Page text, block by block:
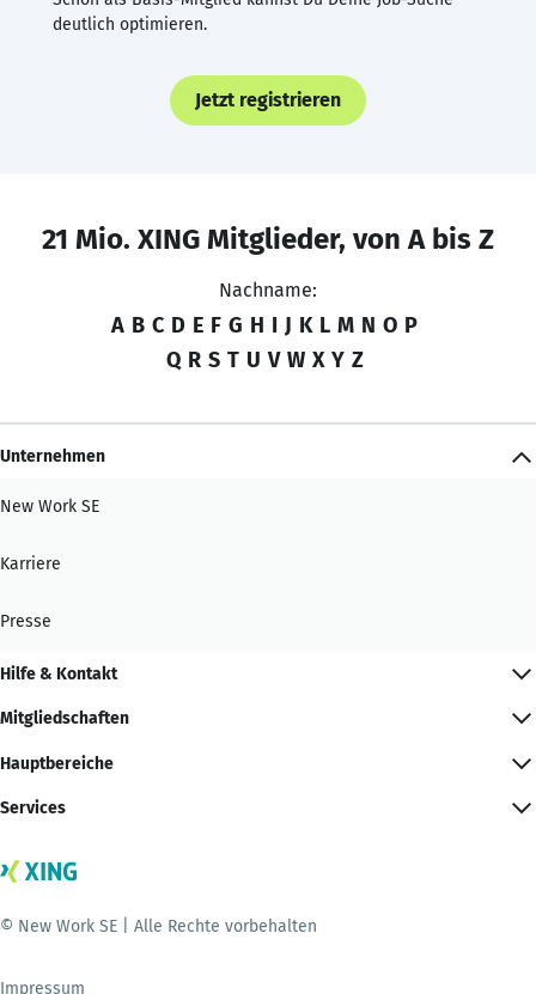
deutlich optimieren.
Jetzt registrieren
21 Mio. XING Mitglieder, von A bis Z
Nachname:
A B C D E F G H I J K L M N O P
Q R S T U V W X Y Z
Unternehmen
New Work SE
Karriere
Presse
Hilfe & Kontakt
Mitgliedschaften
Hauptbereiche
Services
© New Work SE | Alle Rechte vorbehalten
Impressum